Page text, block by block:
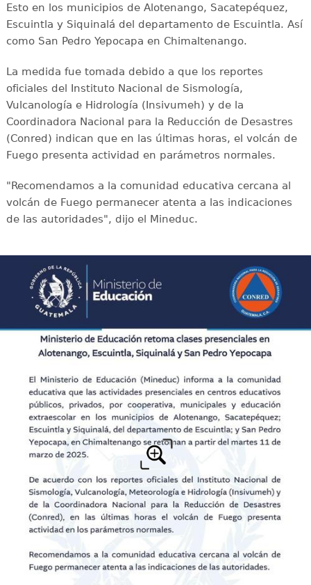
Esto en los municipios de Alotenango, Sacatepéquez,
Escuintla y Siquinalá del departamento de Escuintla. Así
como San Pedro Yepocapa en Chimaltenango.
La medida fue tomada debido a que los reportes
oficiales del Instituto Nacional de Sismología,
Vulcanología e Hidrología (Insivumeh) y de la
Coordinadora Nacional para la Reducción de Desastres
(Conred) indican que en las últimas horas, el volcán de
Fuego presenta actividad en parámetros normales.
"Recomendamos a la comunidad educativa cercana al
volcán de Fuego permanecer atenta a las indicaciones
de las autoridades", dijo el Mineduc.